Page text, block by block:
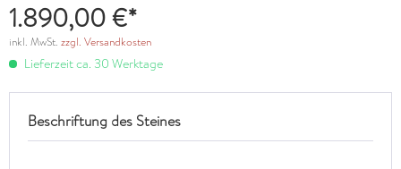
1.890,00 €*
inkl. MwSt. zzgl. Versandkosten
Lieferzeit ca. 30 Werktage
Beschriftung des Steines